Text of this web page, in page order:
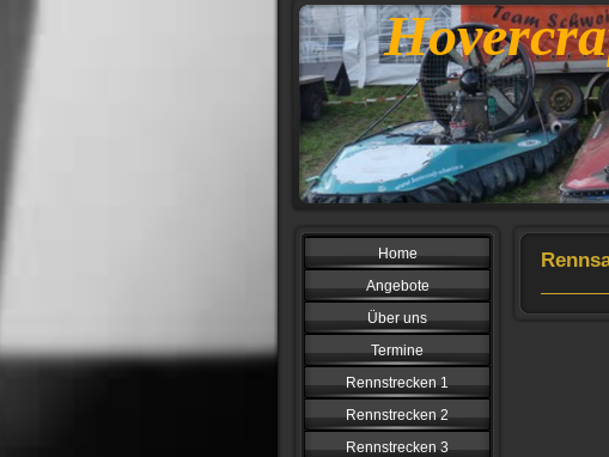
Home
Angebote
Über uns
Termine
Rennstrecken 1
Rennstrecken 2
Rennstrecken 3